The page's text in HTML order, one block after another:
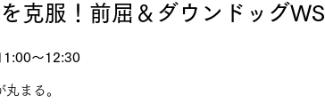
克服！前屈＆ダウンドッグWS
〜12:30
まる。